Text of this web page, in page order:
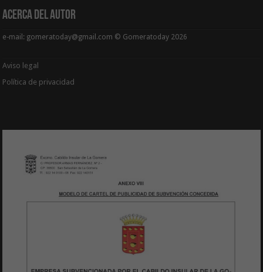
Acerca del Autor
e-mail: gomeratoday@gmail.com © Gomeratoday 2026
Aviso legal
Política de privacidad